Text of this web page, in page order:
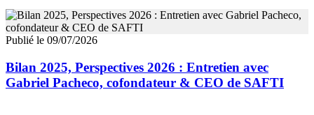
Publié le 09/07/2026
Bilan 2025, Perspectives 2026 : Entretien avec
Gabriel Pacheco, cofondateur & CEO de SAFTI